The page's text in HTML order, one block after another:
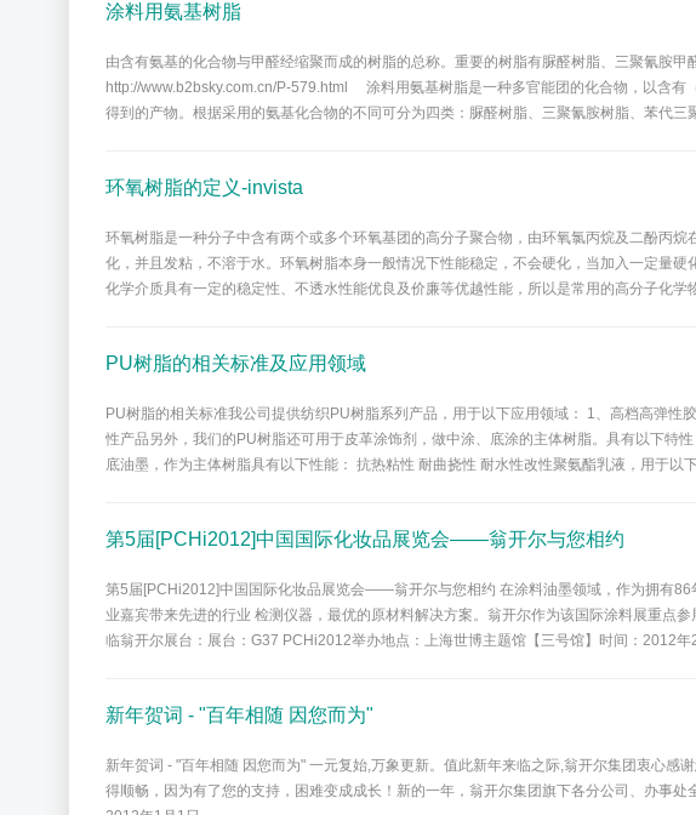
涂料用氨基树脂
由含有氨基的化合物与甲醛经缩聚而成的树脂的总称。重要的树脂有脲醛树脂、三聚氰胺
http://www.b2bsky.com.cn/P-579.html 涂料用氨基树脂是一种多官能团的化合物，以含
得到的产物。根据采用的氨基化合物的不同可分为四类：脲醛树脂、三聚氰胺树脂、苯
环氧树脂的定义-invista
环氧树脂是一种分子中含有两个或多个环氧基团的高分子聚合物，由环氧氯丙烷及二酚丙
化，并且发粘，不溶于水。环氧树脂本身一般情况下性能稳定，不会硬化，当加入一定量
化学介质具有一定的稳定性、不透水性能优良及价廉等优越性能，所以是常用的高分子化
PU树脂的相关标准及应用领域
PU树脂的相关标准我公司提供纺织PU树脂系列产品，用于以下应用领域： 1、高档高弹
性产品另外，我们的PU树脂还可用于皮革涂饰剂，做中涂、底涂的主体树脂。具有以下
底油墨，作为主体树脂具有以下性能： 抗热粘性 耐曲挠性 耐水性改性聚氨酯乳液，用于以
第5届[PCHi2012]中国国际化妆品展览会——翁开尔与您相约
第5届[PCHi2012]中国国际化妆品展览会——翁开尔与您相约 在涂料油墨领域，作为拥有
业嘉宾带来先进的行业 检测仪器，最优的原材料解决方案。翁开尔作为该国际涂料展重点
临翁开尔展台：展台：G37 PCHi2012举办地点：上海世博主题馆【三号馆】时间：2012
新年贺词 - "百年相随 因您而为"
新年贺词 - "百年相随 因您而为" 一元复始,万象更新。值此新年来临之际,翁开尔集团衷心
得顺畅，因为有了您的支持，困难变成成长！新的一年，翁开尔集团旗下各分公司、办事